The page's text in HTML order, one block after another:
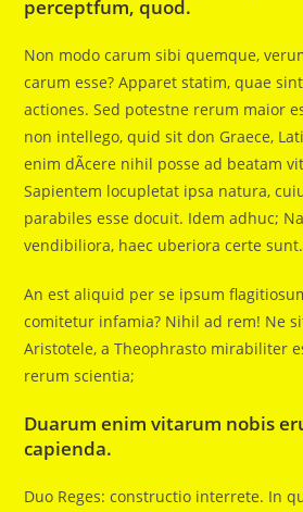
perceptfum, quod.
Non modo carum sibi quemque,
carum esse? Apparet statim, quae
actiones. Sed potestne rerum maior
non intellego, quid sit don Graece,
enim dÃ­cere nihil posse ad beatam
Sapientem locupletat ipsa natura,
parabiles esse docuit. Idem adhuc;
vendibiliora, haec uberiora certe sunt.
An est aliquid per se ipsum
comitetur infamia? Nihil ad rem! Ne
Aristotele, a Theophrasto mirabiliter
rerum scientia;
Duarum enim vitarum nobis
capienda.
Duo Reges: constructio interrete. In